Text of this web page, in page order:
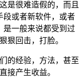
是很难造假的，而且
段或者新软件，或者
是一般来说都受到过
狠回击，打脸。
的经验，方法，甚至
接产生收益。